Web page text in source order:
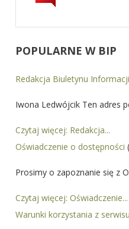
POPULARNE W BIP
Redakcja Biuletynu
Iwona Ledwójcik Ten adres
Czytaj więcej: Redakcja...
Oświadczenie o dostępności(
Prosimy o zapoznanie się z
Czytaj więcej: Oświadczenie...
Warunki korzystania z